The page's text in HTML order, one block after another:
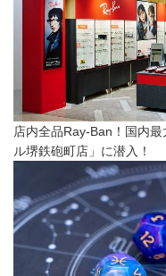
店内全品Ray-Ban！国内
ル堺鉄砲町店」に潜入！